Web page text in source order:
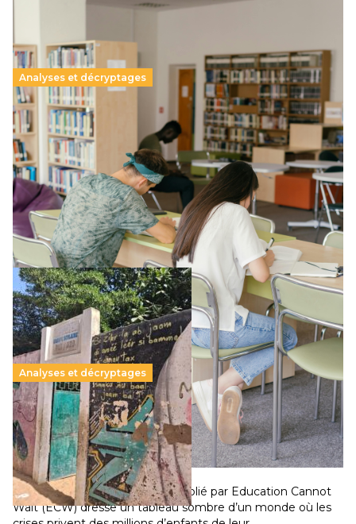
Analyses et décryptages
Supérieur privé : une dérive qui met à mal la
promesse républicaine
11 juillet 2026-
Le projet de loi sur la régulation de l’enseignement
supérieur privé met en lumière l’amplification d’un système
qui relègue l’acte pédagogique au superfétatoire, voire à…
Lire la suite →
Analyses et décryptages
258 millions d’enfants victimes de la guerre, des
chocs climatiques et des déplacements de
population
11 juillet 2026- National
Un nouveau rapport mondial publié par Education Cannot
Wait (ECW) dresse un tableau sombre d’un monde où les